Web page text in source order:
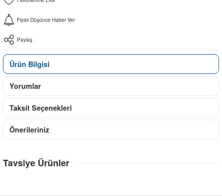
Fiyatı Düşünce Haber Ver
Paylaş
Ürün Bilgisi
Yorumlar
Taksit Seçenekleri
Önerileriniz
Tavsiye Ürünler